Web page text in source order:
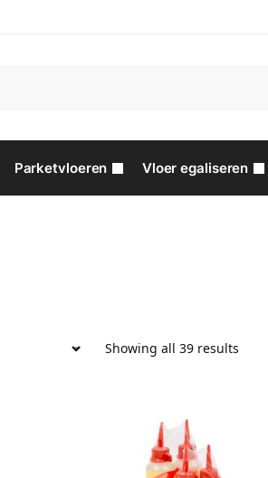
Parketvloeren Vloer egaliseren
Showing all 39 results